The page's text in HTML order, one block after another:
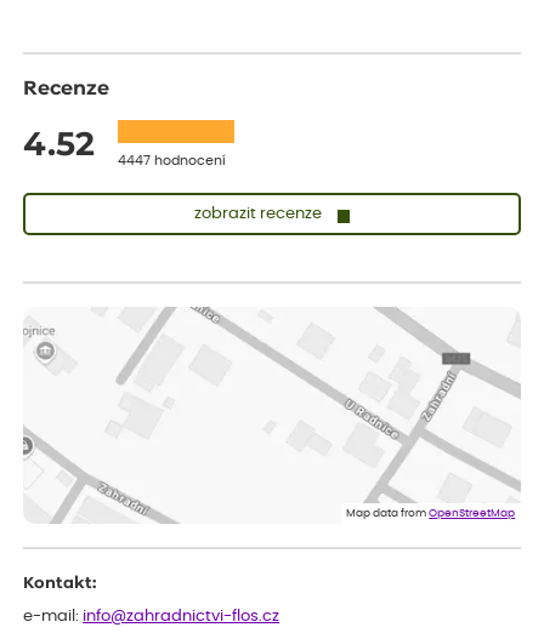
Recenze
4.52 4447 hodnocení
zobrazit recenze
vše v naprostém pořádku
ověřený nákup před 1 dnem
Jana
Flos je nejlepší &#129321;
Map data fromOpenStreetMap
Kontakt:
e-mail: info@zahradnictvi-flos.cz